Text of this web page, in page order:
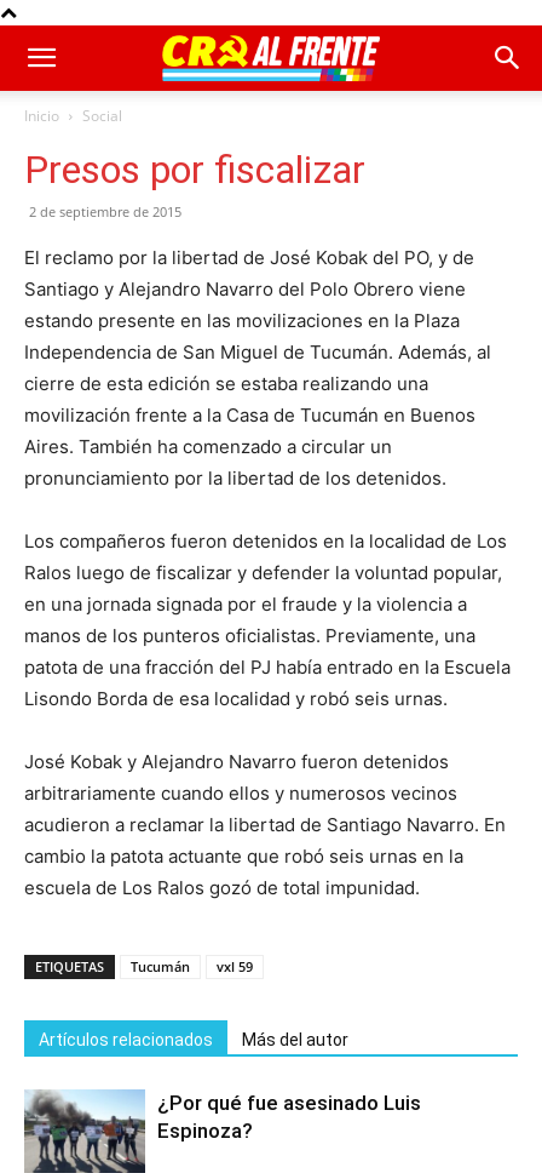
Inicio Social
Presos por fiscalizar
2 de septiembre de 2015
El reclamo por la libertad de José Kobak del PO, y de
Santiago y Alejandro Navarro del Polo Obrero viene
estando presente en las movilizaciones en la Plaza
Independencia de San Miguel de Tucumán. Además, al
cierre de esta edición se estaba realizando una
movilización frente a la Casa de Tucumán en Buenos
Aires. También ha comenzado a circular un
pronunciamiento por la libertad de los detenidos.
Los compañeros fueron detenidos en la localidad de Los
Ralos luego de fiscalizar y defender la voluntad popular,
en una jornada signada por el fraude y la violencia a
manos de los punteros oficialistas. Previamente, una
patota de una fracción del PJ había entrado en la Escuela
Lisondo Borda de esa localidad y robó seis urnas.
José Kobak y Alejandro Navarro fueron detenidos
arbitrariamente cuando ellos y numerosos vecinos
acudieron a reclamar la libertad de Santiago Navarro. En
cambio la patota actuante que robó seis urnas en la
escuela de Los Ralos gozó de total impunidad.
ETIQUETAS Tucumán vxl 59
Artículos relacionados Más del autor
¿Por qué fue asesinado Luis
Espinoza?